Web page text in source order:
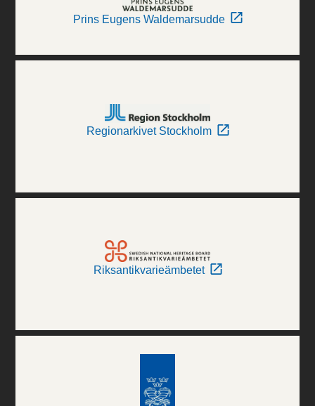
Prins Eugens Waldemarsudde
Regionarkivet Stockholm
Riksantikvarieämbetet